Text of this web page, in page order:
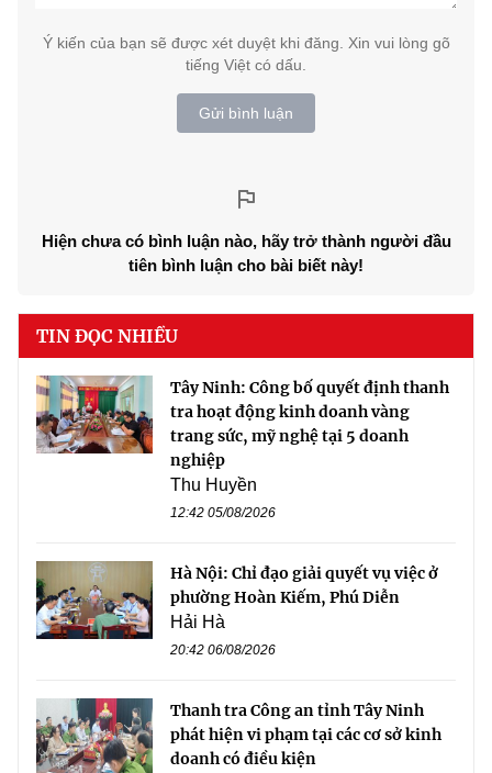
Ý kiến của bạn sẽ được xét duyệt khi đăng. Xin vui lòng gõ
tiếng Việt có dấu.
Gửi bình luận
Hiện chưa có bình luận nào, hãy trở thành người đầu
tiên bình luận cho bài biết này!
TIN ĐỌC NHIỀU
Tây Ninh: Công bố quyết định thanh
tra hoạt động kinh doanh vàng
trang sức, mỹ nghệ tại 5 doanh
nghiệp
Thu Huyền
12:42 05/08/2026
Hà Nội: Chỉ đạo giải quyết vụ việc ở
phường Hoàn Kiếm, Phú Diễn
Hải Hà
20:42 06/08/2026
Thanh tra Công an tỉnh Tây Ninh
phát hiện vi phạm tại các cơ sở kinh
doanh có điều kiện